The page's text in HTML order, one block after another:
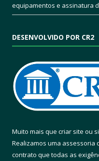
equipamentos e assinatura
DESENVOLVIDO POR CR2
Muito mais que criar site ou
Realizamos uma assessoria
contrato que todas as